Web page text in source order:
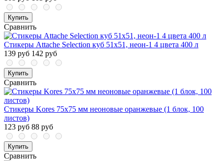
Купить
Сравнить
Стикеры Attache Selection куб 51х51, неон-1 4 цвета 400 л
139 руб 142 руб
Купить
Сравнить
Стикеры Kores 75x75 мм неоновые оранжевые (1 блок, 100
листов)
123 руб 88 руб
Купить
Сравнить